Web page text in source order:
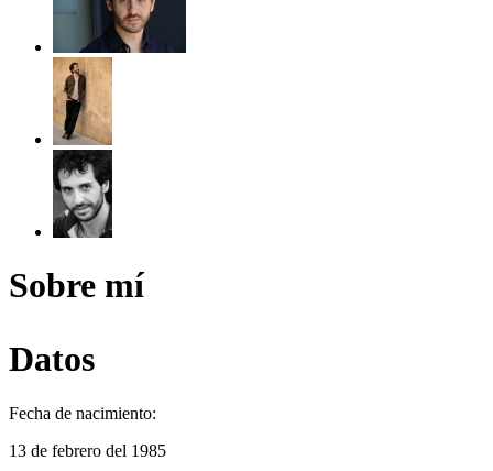
Sobre mí
Datos
Fecha de nacimiento:
13 de febrero del 1985